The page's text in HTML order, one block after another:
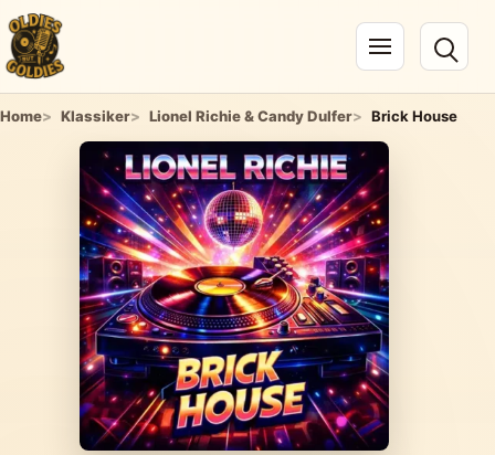
Navigation öffnen
Home Klassiker Lionel Richie & Candy Dulfer Brick House